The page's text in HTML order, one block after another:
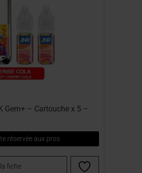
Gem+ – Cartouche x 5 –
réservée aux pros
fiche